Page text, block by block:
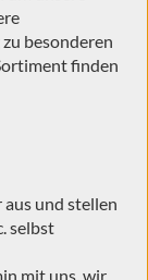
besonderen
finden
und stellen
selbst
mit uns, wir